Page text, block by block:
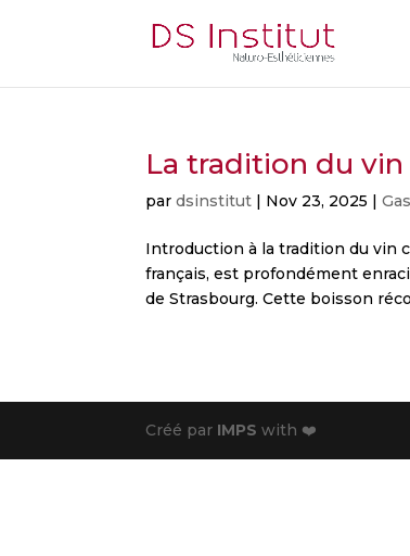
La tradition du
pardsinstitut | Nov 23, 2025 |
Introduction à la tradition du vin
français, est profondément
de Strasbourg. Cette boisson
Créé par IMPS with ❤️